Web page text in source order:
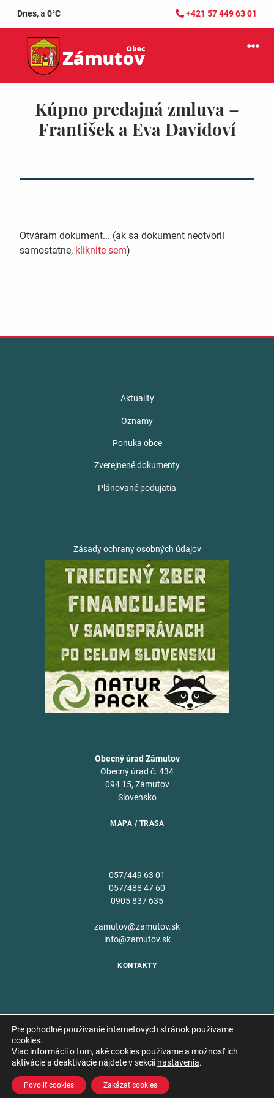
Dnes,a 0°C +421 57 449 63 01
Kúpno predajná zmluva –
František a Eva Davidoví
Otváram dokument... (ak sa dokument neotvoril
samostatne, kliknite sem)
Aktuality
Oznamy
Ponuka obce
Zverejnené dokumenty
Plánované podujatia
Zásady ochrany osobných údajov
Obecný úrad Zámutov
Obecný úrad č. 434
094 15, Zámutov
Slovensko
MAPA / TRASA
057/449 63 01
057/488 47 60
0905 837 635
zamutov@zamutov.sk
info@zamutov.sk
KONTAKTY
Copyright © 2026 Obec
Pre pohodlné používanie internetových stránok používame
cookies.
Viac informácií o tom, aké cookies používame a možnosť ich
aktivácie a deaktivácie nájdete v sekcii nastavenia.
Povoliť cookies Zakázať cookies